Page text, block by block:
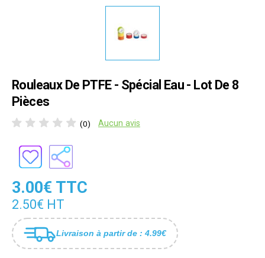
Rouleaux De PTFE - Spécial Eau - Lot De 8
Pièces
(0) Aucun avis
3.00€ TTC
2.50€ HT
Livraison à partir de : 4.99€